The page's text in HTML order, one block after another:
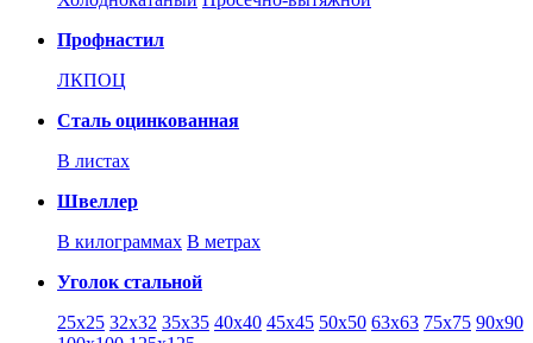
Профнастил
ЛКПОЦ
Сталь оцинкованная
В листах
Швеллер
В килограммах В метрах
Уголок стальной
25х25 32х32 35х35 40х40 45х45 50х50 63х63 75х75 90х90